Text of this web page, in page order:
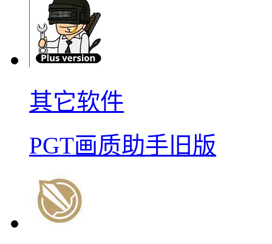
其它软件
PGT画质助手旧版